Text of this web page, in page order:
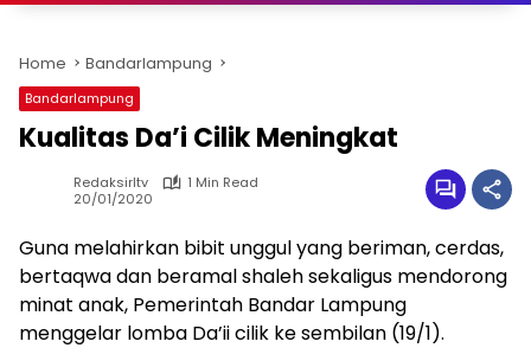
Home Bandarlampung
Bandarlampung
Kualitas Da’i Cilik Meningkat
Redaksirltv
1 Min Read
20/01/2020
Guna melahirkan bibit unggul yang beriman, cerdas,
bertaqwa dan beramal shaleh sekaligus mendorong
minat anak, Pemerintah Bandar Lampung
menggelar lomba Da’ii cilik ke sembilan (19/1).